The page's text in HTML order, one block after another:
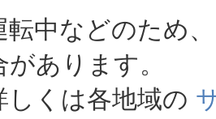
中などのため
があります。
くは各地域の